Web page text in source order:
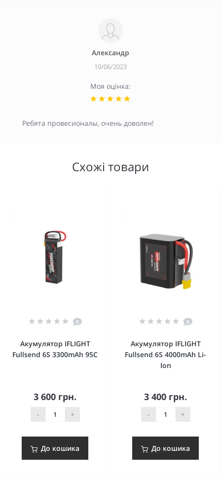
Александр
10/06/2023
Моя оцінка:
Ребята провесионалы, очень доволен!
Схожі товари
0
Акумулятор IFLIGHT
Fullsend 6S 3300mAh 95C
3 600 грн.
- +
До кошика
0
Акумулятор IFLIGHT
Fullsend 6S 4000mAh Li-
Ion
3 400 грн.
- +
До кошика